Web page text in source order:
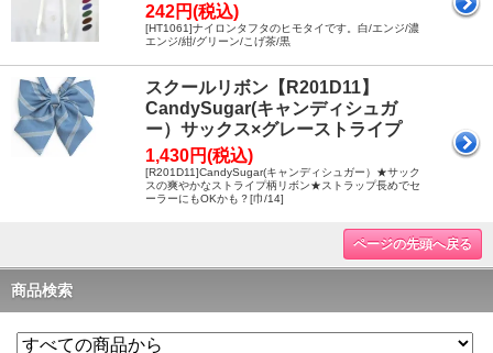
242円(税込)
[HT1061]ナイロンタフタのヒモタイです。白/エンジ/濃
エンジ/紺/グリーン/こげ茶/黒
スクールリボン【R201D11】
CandySugar(キャンディシュガ
ー）サックス×グレーストライプ
1,430円(税込)
[R201D11]CandySugar(キャンディシュガー）★サック
スの爽やかなストライプ柄リボン★ストラップ長めでセ
ーラーにもOKかも？[巾/14]
ページの先頭へ戻る
商品検索